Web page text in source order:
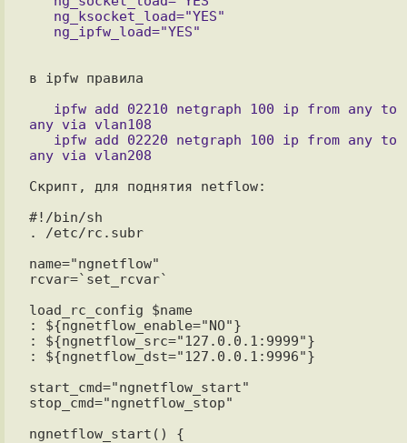
в ipfw правила
any via vlan108
Скрипт, для поднятия netflow:
#!/bin/sh
. /etc/rc.subr
name="ngnetflow"
rcvar=`set_rcvar`
load_rc_config $name
: ${ngnetflow_enable="NO"}
: ${ngnetflow_src="127.0.0.1:9999"}
: ${ngnetflow_dst="127.0.0.1:9996"}
start_cmd="ngnetflow_start"
stop_cmd="ngnetflow_stop"
ngnetflow_start() {